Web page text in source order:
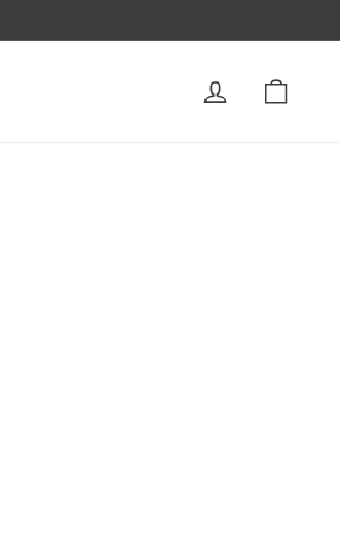
ACCOUNT